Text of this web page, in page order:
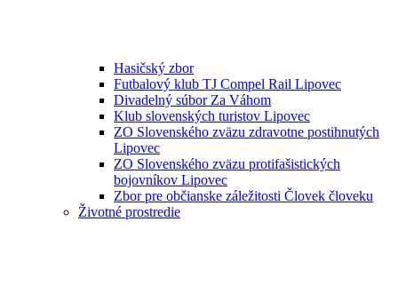
Hasičský zbor
Futbalový klub TJ Compel Rail Lipovec
Divadelný súbor Za Váhom
Klub slovenských turistov Lipovec
ZO Slovenského zväzu zdravotne postihnutých
Lipovec
ZO Slovenského zväzu protifašistických
bojovníkov Lipovec
Zbor pre občianske záležitosti Človek človeku
Životné prostredie